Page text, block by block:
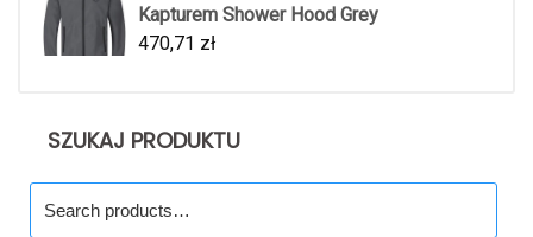
Kapturem Shower Hood Grey
470,71 zł
SZUKAJ PRODUKTU
for: